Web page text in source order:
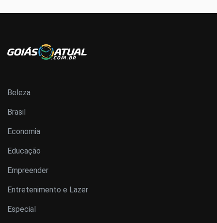
Beleza
Brasil
Economia
Educação
Empreender
Entretenimento e Lazer
Especial